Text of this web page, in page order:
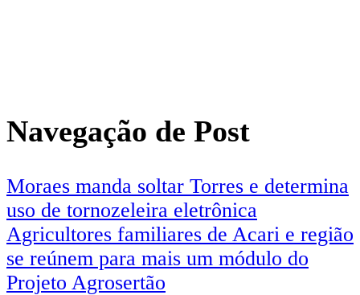
Navegação de Post
Moraes manda soltar Torres e determina
uso de tornozeleira eletrônica
Agricultores familiares de Acari e região
se reúnem para mais um módulo do
Projeto Agrosertão